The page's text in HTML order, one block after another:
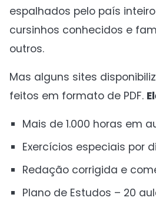
espalhados pelo país
cursinhos conhecidos e
outros.
Mas alguns sites
feitos em formato de PDF.
Mais de 1.000 horas em
Exercícios especiais por
Redação corrigida e
Plano de Estudos – 20